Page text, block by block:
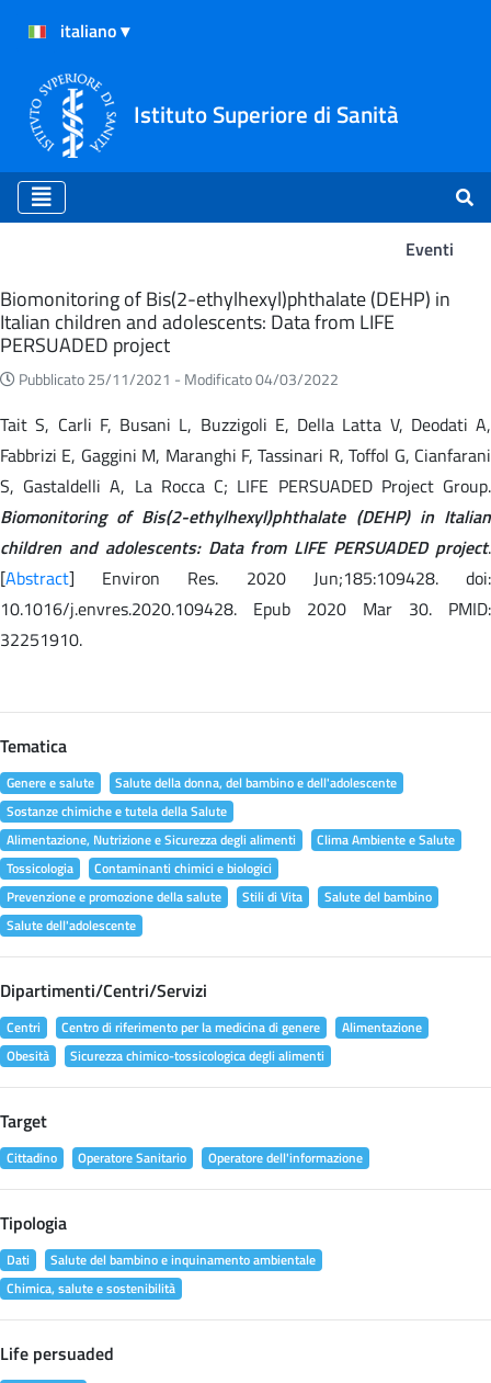
Istituto Superiore di Sanità
Eventi
Eventi
Biomonitoring of Bis(2-ethylhexyl)phthalate (DEHP) in
Italian children and adolescents: Data from LIFE
PERSUADED project
Pubblicato 25/11/2021 - Modificato 04/03/2022
Tait S, Carli F, Busani L, Buzzigoli E, Della Latta V, Deodati A,
Fabbrizi E, Gaggini M, Maranghi F, Tassinari R, Toffol G, Cianfarani
S, Gastaldelli A, La Rocca C; LIFE PERSUADED Project Group.
Biomonitoring of Bis(2-ethylhexyl)phthalate (DEHP) in Italian
children and adolescents: Data from LIFE PERSUADED project.
[Abstract] Environ Res. 2020 Jun;185:109428. doi:
10.1016/j.envres.2020.109428. Epub 2020 Mar 30. PMID:
32251910.
Tematica
Genere e salute
Salute della donna, del bambino e dell'adolescente
Sostanze chimiche e tutela della Salute
Alimentazione, Nutrizione e Sicurezza degli alimenti
Clima Ambiente e Salute
Tossicologia
Contaminanti chimici e biologici
Prevenzione e promozione della salute
Stili di Vita
Salute del bambino
Salute dell'adolescente
Dipartimenti/Centri/Servizi
Centri Centro di riferimento per la medicina di genere
Alimentazione
Obesità
Sicurezza chimico-tossicologica degli alimenti
Target
Cittadino Operatore Sanitario Operatore dell'informazione
Tipologia
Dati
Salute del bambino e inquinamento ambientale
Chimica, salute e sostenibilità
Life persuaded